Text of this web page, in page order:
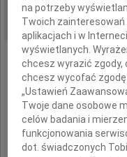
DATA EMISJI:
na potrzeby
Twoich
aplikacjach i w
wyświetlanych.
chcesz wyrazić zgody,
chcesz wycofać
„Ustawień
Twoje dane osobowe
celów badania i
funkcjonowania
dot. świadczonych